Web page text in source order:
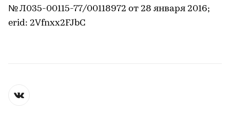
№ Л035-00115-77/00118972 от 28 января 2016;
erid: 2Vfnxx2FJbC